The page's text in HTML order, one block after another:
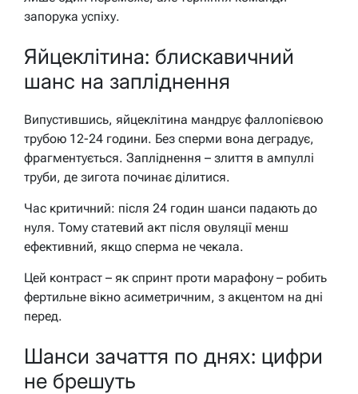
запорука успіху.
Яйцеклітина: блискавичний
шанс на запліднення
Випустившись, яйцеклітина мандрує фаллопієвою
трубою 12-24 години. Без сперми вона деградує,
фрагментується. Запліднення – злиття в ампуллі
труби, де зигота починає ділитися.
Час критичний: після 24 годин шанси падають до
нуля. Тому статевий акт після овуляції менш
ефективний, якщо сперма не чекала.
Цей контраст – як спринт проти марафону – робить
фертильне вікно асиметричним, з акцентом на дні
перед.
Шанси зачаття по днях: цифри
не брешуть